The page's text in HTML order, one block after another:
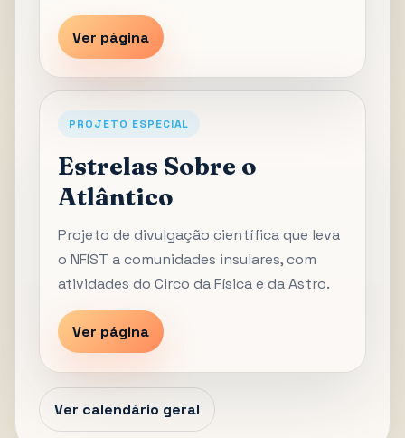
Ver página
PROJETO ESPECIAL
Estrelas Sobre o
Atlântico
Projeto de divulgação científica que leva
o NFIST a comunidades insulares, com
atividades do Circo da Física e da Astro.
Ver página
Ver calendário geral